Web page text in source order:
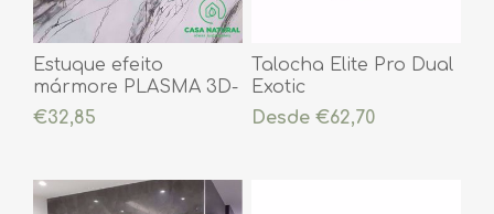
Estuque efeito
mármore PLASMA 3D-
Pronto a usar ( já
colorido)
€32,85
Talocha Elite Pro Dual
Exotic
Desde €62,70